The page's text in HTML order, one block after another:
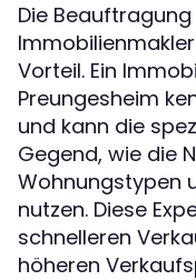
Die
Vorteil. Ein
Preungesheim
und kann die
Gegend, wie die
Wohnungstypen
nutzen. Diese
schnelleren
höheren